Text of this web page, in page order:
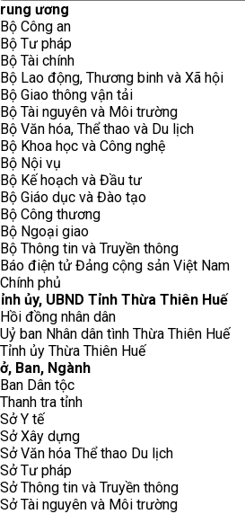
ương
Bộ Công an
Bộ Tư pháp
Bộ Tài chính
Bộ Lao động, Thương binh và Xã hội
Bộ Giao thông vận tải
Bộ Tài nguyên và Môi trường
Bộ Văn hóa, Thể thao và Du lịch
Bộ Khoa học và Công nghệ
Bộ Nội vụ
Bộ Kế hoạch và Đầu tư
Bộ Giáo dục và Đào tạo
Bộ Công thương
Bộ Ngoại giao
Bộ Thông tin và Truyền thông
Báo điện tử Đảng cộng sản Việt Nam
Chính phủ
ủy, UBND Tỉnh Thừa Thiên Huế
Hồi đồng nhân dân
Uỷ ban Nhân dân tình Thừa Thiên Huế
Tỉnh ủy Thừa Thiên Huế
Ban, Ngành
Ban Dân tộc
Thanh tra tỉnh
Sở Y tế
Sở Xây dựng
Sở Văn hóa Thể thao Du lịch
Sở Tư pháp
Sở Thông tin và Truyền thông
Sở Tài nguyên và Môi trường